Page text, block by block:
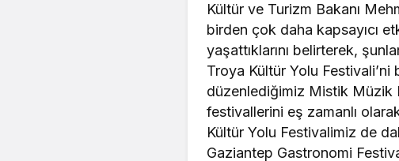
Kültür ve Turizm Bakanı
birden çok daha kapsayıcı
yaşattıklarını belirterek,
Troya Kültür Yolu Festivali’ni
düzenlediğimiz Mistik Müzik
festivallerini eş zamanlı
Kültür Yolu Festivalimiz de
Gaziantep Gastronomi